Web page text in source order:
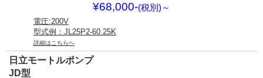
¥68,000-(税別) ～
電圧:200V
型式例：JL25P2-60.25K
詳細はこちらへ
日立モートルポンプ
JD型